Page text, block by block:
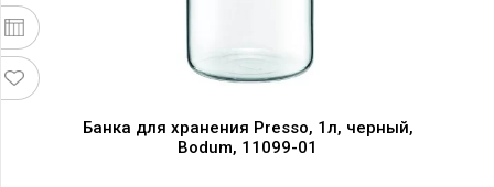
Банка для хранения Presso, 1л, черный,
Bodum, 11099-01